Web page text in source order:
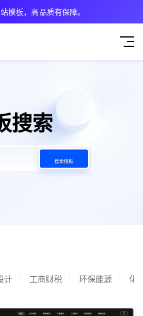
模板，高品质有保障。
搜索
搜索模板
计 工商财税 环保能源 化